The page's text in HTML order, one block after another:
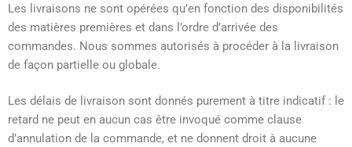
Les livraisons ne sont opérées qu’en fonction des disponibilités
des matières premières et dans l’ordre d’arrivée des
commandes. Nous sommes autorisés à procéder à la livraison
de façon partielle ou globale.
Les délais de livraison sont donnés purement à titre indicatif : le
retard ne peut en aucun cas être invoqué comme clause
d’annulation de la commande, et ne donnent droit à aucune